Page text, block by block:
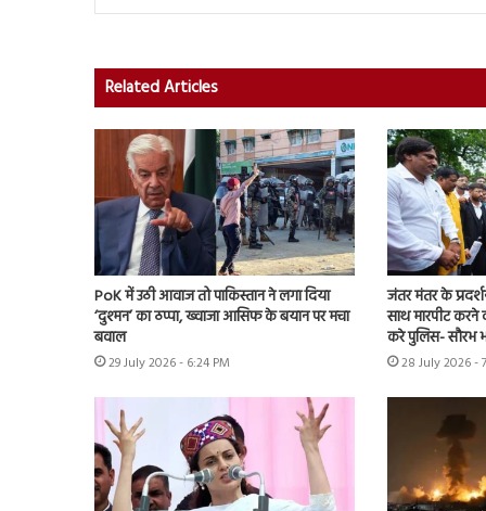
Related Articles
PoK में उठी आवाज तो पाकिस्तान ने लगा दिया
‘दुश्मन’ का ठप्पा, ख्वाजा आसिफ के बयान पर मचा
बवाल
29 July 2026 - 6:24 PM
जंतर मंतर के
साथ मारपीट करने
करे पुलिस- सौरभ
28 July 2026 -